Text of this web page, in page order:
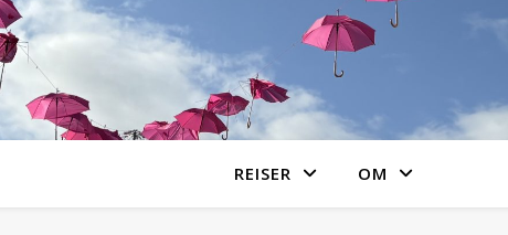
REISER OM